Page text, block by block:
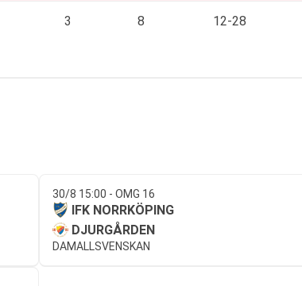
3 8 12-28
30/8 15:00 - OMG 16
IFK NORRKÖPING
DJURGÅRDEN
DAMALLSVENSKAN